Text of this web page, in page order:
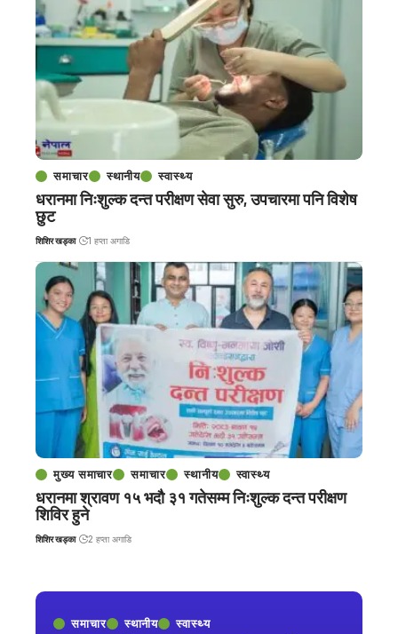
समाचार स्थानीय स्वास्थ्य
समाचार स्थानीय स्वास्थ्य
धरानमा निःशुल्क दन्त परीक्षण सेवा सुरु, उपचारमा पनि विशेष
छुट
शिशिर खड्का 1 हप्ता अगाडि
मुख्य समाचार समाचार स्थानीय स्वास्थ्य
धरानमा श्रावण १५ भदौ ३१ गतेसम्म निःशुल्क दन्त परीक्षण
शिविर हुने
शिशिर खड्का 2 हप्ता अगाडि